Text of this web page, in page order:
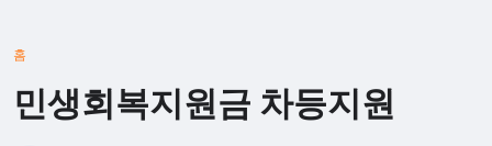
홈
민생회복지원금 차등지원